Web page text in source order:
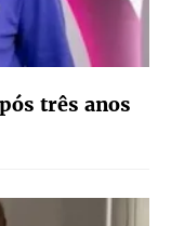
três anos